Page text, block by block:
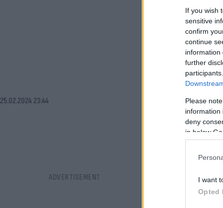
If you wish
sensitive
confirm
continue
information
further
Please
information
deny
in below
I want
Opted
25.02.2024 23:44